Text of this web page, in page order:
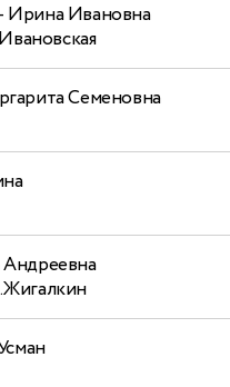
Ивановна
Семеновна